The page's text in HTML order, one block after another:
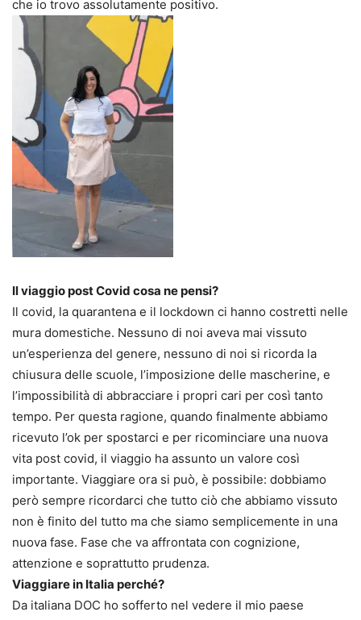
che io trovo assolutamente positivo.
Il viaggio post Covid cosa ne pensi?
Il covid, la quarantena e il lockdown ci hanno costretti nelle
mura domestiche. Nessuno di noi aveva mai vissuto
un’esperienza del genere, nessuno di noi si ricorda la
chiusura delle scuole, l’imposizione delle mascherine, e
l’impossibilità di abbracciare i propri cari per così tanto
tempo. Per questa ragione, quando finalmente abbiamo
ricevuto l’ok per spostarci e per ricominciare una nuova
vita post covid, il viaggio ha assunto un valore così
importante. Viaggiare ora si può, è possibile: dobbiamo
però sempre ricordarci che tutto ciò che abbiamo vissuto
non è finito del tutto ma che siamo semplicemente in una
nuova fase. Fase che va affrontata con cognizione,
attenzione e soprattutto prudenza.
Viaggiare in Italia perché?
Da italiana DOC ho sofferto nel vedere il mio paese